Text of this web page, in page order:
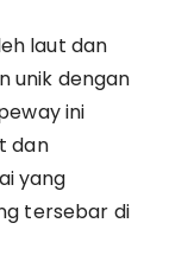
laut dan
unik dengan
ini
dan
yang
tersebar di